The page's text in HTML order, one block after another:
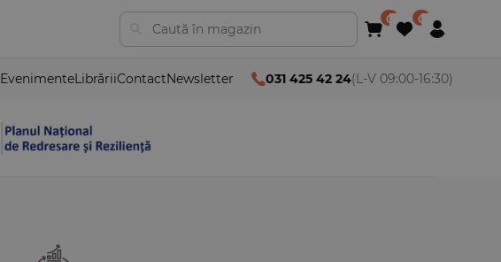
EvenimenteLibrăriiContactNewsletter 031 425 42 24(L-V 09:00-16:30)